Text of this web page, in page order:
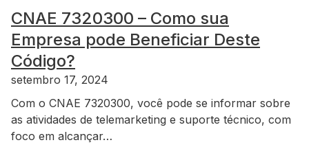
CNAE 7320300 – Como sua
Empresa pode Beneficiar Deste
Código?
setembro 17, 2024
Com o CNAE 7320300, você pode se informar sobre
as atividades de telemarketing e suporte técnico, com
foco em alcançar…